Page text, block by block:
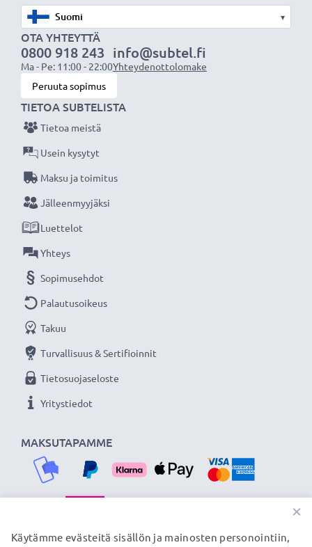
▾
OTA YHTEYTTÄ
0800 918 243
Ma - Pe: 11:00 - 22:00
info@subtel.fi
Yhteydenottolomake
Peruuta sopimus
MAKSUTAPAMME
TIETOA SUBTELISTA
Tietoa meistä
Usein kysytyt
Maksu ja toimitus
Jälleenmyyjäksi
Luettelot
Yhteys
Sopimusehdot
Palautusoikeus
Takuu
Turvallisuus & Sertifioinnit
Tietosuojaseloste
Yritystiedot
TOIMITUSKUMPPANIMME
×
Käytämme evästeitä sisällön ja mainosten personointiin,